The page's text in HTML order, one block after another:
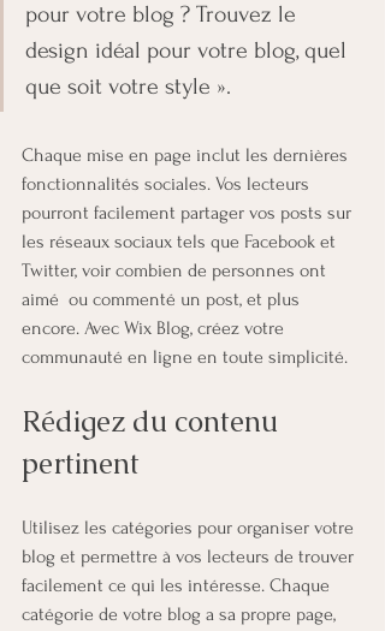
pour votre blog ? Trouvez le
design idéal pour votre blog, quel
que soit votre style ».
Chaque mise en page inclut les dernières
fonctionnalités sociales. Vos lecteurs
pourront facilement partager vos posts sur
les réseaux sociaux tels que Facebook et
Twitter, voir combien de personnes ont
aimé  ou commenté un post, et plus
encore. Avec Wix Blog, créez votre
communauté en ligne en toute simplicité.
Rédigez du contenu
pertinent
Utilisez les catégories pour organiser votre
blog et permettre à vos lecteurs de trouver
facilement ce qui les intéresse. Chaque
catégorie de votre blog a sa propre page,